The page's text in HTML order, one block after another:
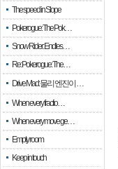
The speed in Slope
Pokerogue: The Pok…
Snow Rider: Endles…
Re: Pokerogue: The…
Drive Mad: 물리 엔진이 …
When every fractio…
When every move ge…
Empty room
Keep in touch